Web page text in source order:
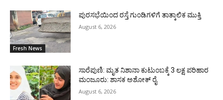
Fresh News
ಪುರಸಭೆಯಿಂದ ರಸ್ತೆ ಗುಂಡಿಗಳಿಗೆ ತಾತ್ಕಾಲಿಕ ಮುಕ್ತಿ
August 6, 2026
ಸಾರೆಪುಣಿ: ಮೃತ ನಿಶಾನಾ ಕುಟುಂಬಕ್ಕೆ 3 ಲಕ್ಷ ಪರಿಹಾರ
ಮಂಜೂರು: ಶಾಸಕ ಅಶೋಕ್ ರೈ
August 6, 2026